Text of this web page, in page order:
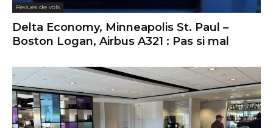
Revues de vols
Delta Economy, Minneapolis St. Paul –
Boston Logan, Airbus A321 : Pas si mal